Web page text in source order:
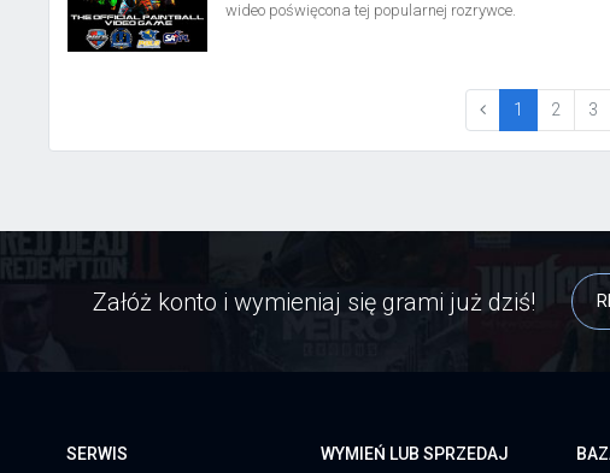
wideo poświęcona tej popularnej rozrywce.
1 (current)
2 3
Załóż konto i wymieniaj się grami już dziś!
SERWIS WYMIEŃ LUB SPRZEDAJ